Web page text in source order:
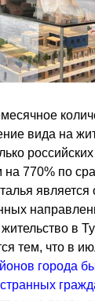
вида на
на 770% по
является
в
тем, что в
города